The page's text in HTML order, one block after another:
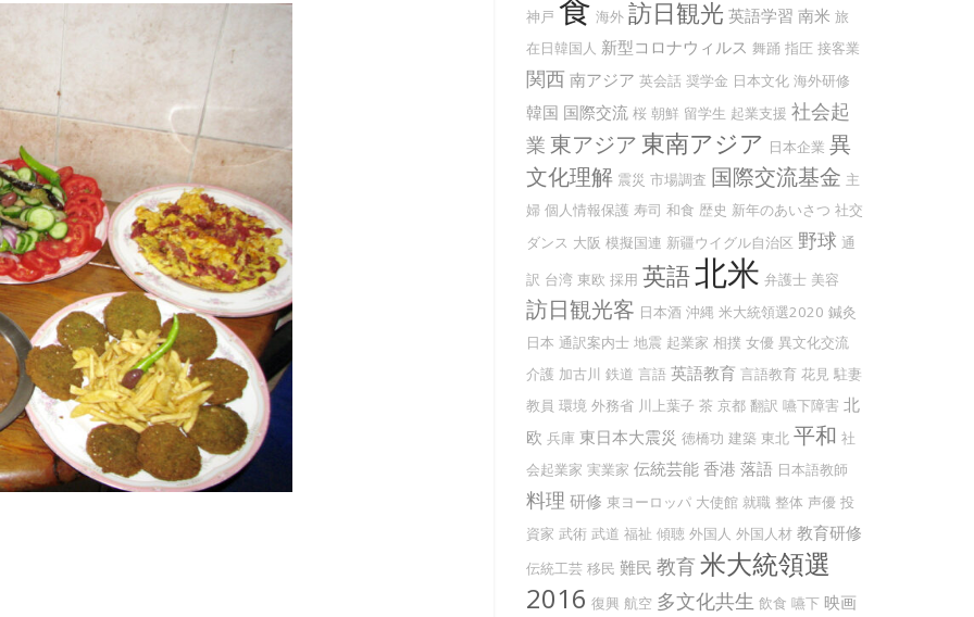
神戸 食 海外 訪日観光 英語学習 南米 旅
在日韓国人 新型コロナウィルス 舞踊 指圧 接客業
関西 南アジア 英会話 奨学金 日本文化 海外研修
韓国 国際交流 桜 朝鮮 留学生 起業支援 社会起
業 東アジア 東南アジア 日本企業 異
文化理解 震災 市場調査 国際交流基金 主
婦 個人情報保護 寿司 和食 歴史 新年のあいさつ 社交
ダンス 大阪 模擬国連 新疆ウイグル自治区 野球 通
訳 台湾 東欧 採用 英語北米 弁護士 美容
訪日観光客 日本酒 沖縄 米大統領選2020 鍼灸
日本 通訳案内士 地震 起業家 相撲 女優 異文化交流
介護 加古川 鉄道 言語 英語教育 言語教育 花見 駐妻
教員 環境 外務省 川上葉子 茶 京都 翻訳 嚥下障害 北
欧 兵庫 東日本大震災 徳橋功 建築 東北 平和 社
会起業家 実業家 伝統芸能香港 落語 日本語教師
料理 研修 東ヨーロッパ 大使館 就職 整体 声優 投
資家 武術 武道 福祉 傾聴 外国人 外国人材 教育研修
伝統工芸 移民 難民 教育 米大統領選
2016 復興 航空 多文化共生 飲食 嚥下 映画